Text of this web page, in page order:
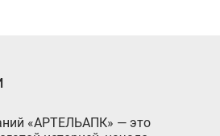
«АРТЕЛЬАПК» — это